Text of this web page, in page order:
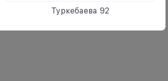
Банк
Туркебаева 92